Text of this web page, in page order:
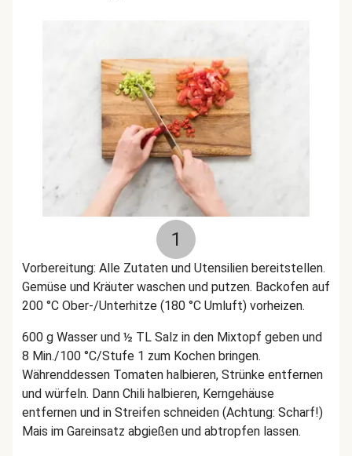
1
Vorbereitung: Alle Zutaten und Utensilien bereitstellen.
Gemüse und Kräuter waschen und putzen. Backofen auf
200 °C Ober-/Unterhitze (180 °C Umluft) vorheizen.
600 g Wasser und ½ TL Salz in den Mixtopf geben und
8 Min./100 °C/Stufe 1 zum Kochen bringen.
Währenddessen Tomaten halbieren, Strünke entfernen
und würfeln. Dann Chili halbieren, Kerngehäuse
entfernen und in Streifen schneiden (Achtung: Scharf!)
Mais im Gareinsatz abgießen und abtropfen lassen.